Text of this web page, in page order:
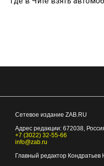
Сетевое издание ZAB.RU
Адрес редакции: 672038,
+7 (3022) 32-55-66
info@zab.ru
Главный редактор Кондратьев